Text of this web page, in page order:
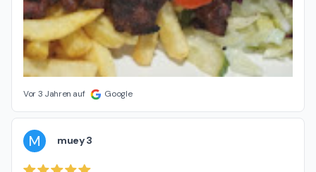
Vor 3 Jahren auf Google
M muey 3